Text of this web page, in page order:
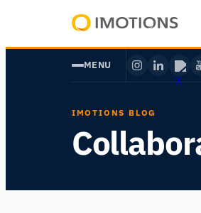
springen
Human
MENU
IMOTIONS BLOG